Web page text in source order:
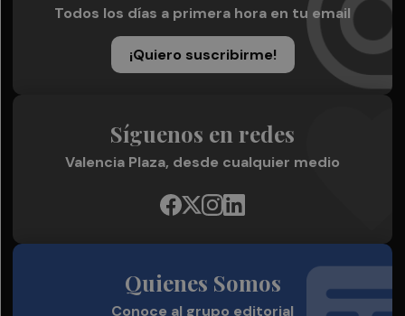
Todos los días a primera hora en tu email
¡Quiero suscribirme!
Síguenos en redes
Valencia Plaza, desde cualquier medio
Quienes Somos
Conoce al grupo editorial